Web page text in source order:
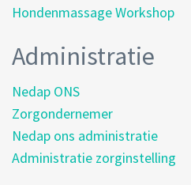
Hondenmassage Workshop
Administratie
Nedap ONS
Zorgondernemer
Nedap ons administratie
Administratie zorginstelling